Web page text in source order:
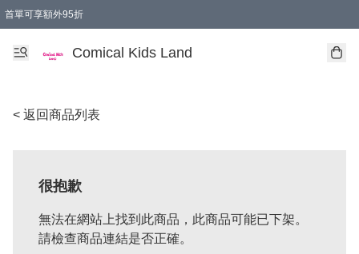
首單可享額外95折
Comical Kids Land
< 返回商品列表
很抱歉
無法在網站上找到此商品，此商品可能已下架。
請檢查商品連結是否正確。